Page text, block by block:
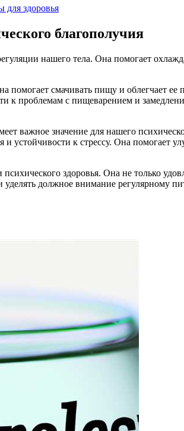
здоровья
благополучия
нашего тела. Она помогает
помогает смачивать пищу и облегчает
к проблемам с пищеварением и
важное значение для нашего
устойчивости к стрессу. Она помогает
здоровья. Она не только
должное внимание